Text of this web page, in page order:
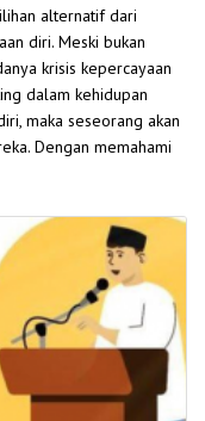
alternatif dari
diri. Meski bukan
krisis kepercayaan
dalam kehidupan
maka seseorang akan
Dengan memahami